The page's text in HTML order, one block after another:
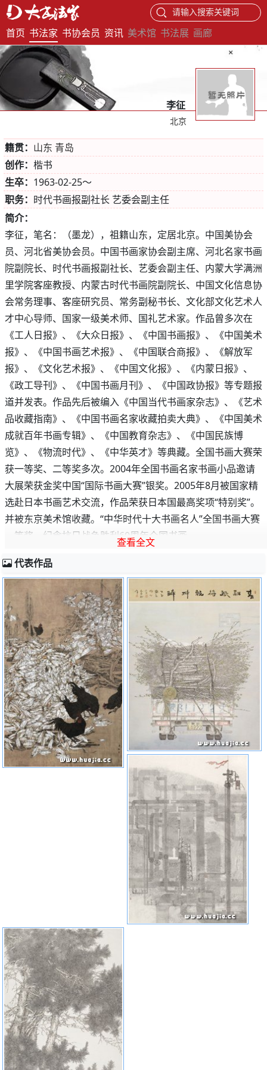
请输入搜索关键词
首页 书法家 书协会员 资讯 美术馆 书法展 画廊
李征
北京
籍贯： 山东 青岛
创作： 楷书
生卒： 1963-02-25～
职务： 时代书画报副社长 艺委会副主任
简介：
李征，笔名：（墨龙），祖籍山东，定居北京。中国美协会
员、河北省美协会员。中国书画家协会副主席、河北名家书画
院副院长、时代书画报副社长、艺委会副主任、内蒙大学满洲
里学院客座教授、内蒙古时代书画院副院长、中国文化信息协
会常务理事、客座研究员、常务副秘书长、文化部文化艺术人
才中心导师、国家一级美术师、国礼艺术家。作品曾多次在
《工人日报》、《大众日报》、《中国书画报》、《中国美术
报》、《中国书画艺术报》、《中国联合商报》、《解放军
报》、《文化艺术报》、《中国文化报》、《内蒙日报》、
《政工导刊》、《中国书画月刊》、《中国政协报》等专题报
道并发表。作品先后被编入《中国当代书画家杂志》、《艺术
品收藏指南》、《中国书画名家收藏拍卖大典》、《中国美术
成就百年书画专辑》、《中国教育杂志》、《中国民族博
览》、《物流时代》、《中华英才》等典藏。全国书画大赛荣
获一等奖、二等奖多次。2004年全国书画名家书画小品邀请
大展荣获金奖中国“国际书画大赛”银奖。2005年8月被国家精
选赴日本书画艺术交流，作品荣获日本国最高奖项“特别奖”。
并被东京美术馆收藏。“中华时代十大书画名人”全国书画大赛
一等奖。纪念抗日战争胜利60周年全国书画
查看全文
代表作品